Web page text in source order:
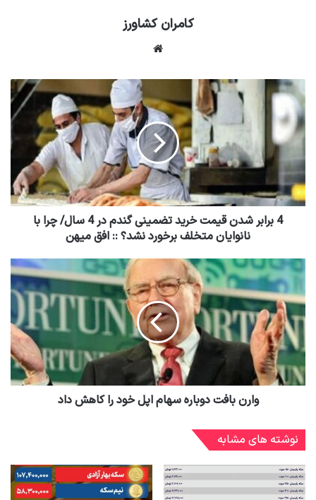
کامران کشاورز
4 برابر شدن قیمت خرید تضمینی گندم در 4 سال/ چرا با
نانوایان متخلف برخورد نشد؟ :: افق میهن
وارن بافت دوباره سهام اپل خود را کاهش داد
نوشته های مشابه